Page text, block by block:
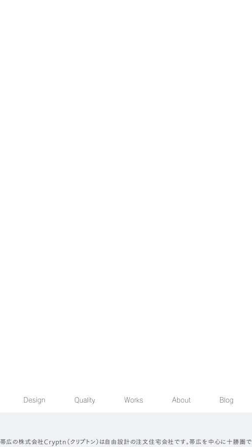
Design Quality Works About Blog
帯広の株式会社Cryptn（クリプトン）は自由設計の注文住宅会社です。帯広を中心に十勝圏で